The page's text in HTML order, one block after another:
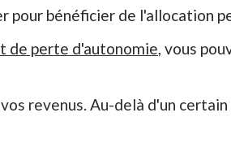
pour bénéficier de l'allocation
de perte d'autonomie, vous
revenus. Au-delà d'un